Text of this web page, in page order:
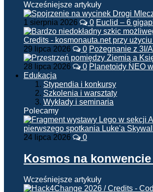
Wcześniejsze artykuły
1 sierpnia 2026 0 Euclid – 6
29 lipca 2026 0 Pożegnanie z 3I/
28 lipca 2026 0 Planetoidy NEO
Edukacja
Stypendia i konkursy
Szkolenia i warsztaty
Wykłady i seminaria
Polecamy
24 lipca 2026 0
Kosmos na
Wcześniejsze artykuły